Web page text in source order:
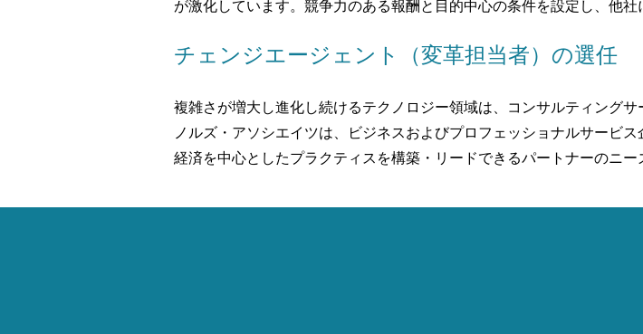
が激化しています。競争力のある報酬と目的中心の条件を設定し、他
チェンジエージェント（変革担当者）の選任
複雑さが増大し進化し続けるテクノロジー領域は、コンサルティング
ノルズ・アソシエイツは、ビジネスおよびプロフェッショナルサービ
経済を中心としたプラクティスを構築・リードできるパートナーのニー